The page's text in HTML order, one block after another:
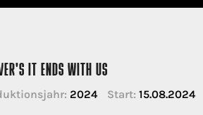
IT ENDS WITH US
2024 Start: 15.08.2024